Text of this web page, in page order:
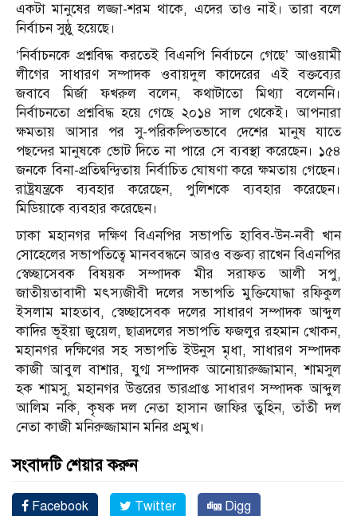
একটা মানুষের লজ্জা-শরম থাকে, এদের তাও নাই। তারা বলে
নির্বাচন সুষ্ঠু হয়েছে।
‘নির্বাচনকে প্রশ্নবিদ্ধ করতেই বিএনপি নির্বাচনে গেছে’ আওয়ামী
লীগের সাধারণ সম্পাদক ওবায়দুল কাদেরের এই বক্তব্যের
জবাবে মির্জা ফখরুল বলেন, কথাটাতো মিথ্যা বলেননি।
নির্বাচনতো প্রশ্নবিদ্ধ হয়ে গেছে ২০১৪ সাল থেকেই। আপনারা
ক্ষমতায় আসার পর সু-পরিকল্পিতভাবে দেশের মানুষ যাতে
পছন্দের মানুষকে ভোট দিতে না পারে সে ব্যবস্থা করেছেন। ১৫৪
জনকে বিনা-প্রতিদ্বন্দ্বিতায় নির্বাচিত ঘোষণা করে ক্ষমতায় গেছেন।
রাষ্ট্রযন্ত্রকে ব্যবহার করেছেন, পুলিশকে ব্যবহার করেছেন।
মিডিয়াকে ব্যবহার করেছেন।
ঢাকা মহানগর দক্ষিণ বিএনপির সভাপতি হাবিব-উন-নবী খান
সোহেলের সভাপতিত্বে মানববন্ধনে আরও বক্তব্য রাখেন বিএনপির
স্বেচ্ছাসেবক বিষয়ক সম্পাদক মীর সরাফত আলী সপু,
জাতীয়তাবাদী মৎস্যজীবী দলের সভাপতি মুক্তিযোদ্ধা রফিকুল
ইসলাম মাহতাব, স্বেচ্ছাসেবক দলের সাধারণ সম্পাদক আব্দুল
কাদির ভূইয়া জুয়েল, ছাত্রদলের সভাপতি ফজলুর রহমান খোকন,
মহানগর দক্ষিণের সহ সভাপতি ইউনুস মৃধা, সাধারণ সম্পাদক
কাজী আবুল বাশার, যুগ্ম সম্পাদক আনোয়ারুজ্জামান, শামসুল
হক শামসু, মহানগর উত্তরের ভারপ্রাপ্ত সাধারণ সম্পাদক আব্দুল
আলিম নকি, কৃষক দল নেতা হাসান জাফির তুহিন, তাঁতী দল
নেতা কাজী মনিরুজ্জামান মনির প্রমুখ।
সংবাদটি শেয়ার করুন
Facebook Twitter Digg